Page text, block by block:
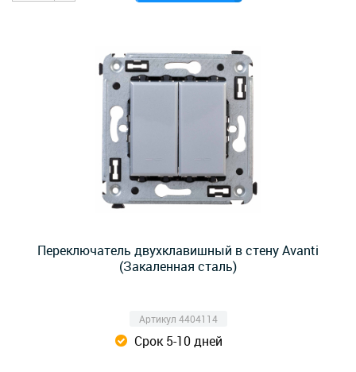
Переключатель двухклавишный в стену Avanti
(Закаленная сталь)
Артикул 4404114
Срок 5-10 дней